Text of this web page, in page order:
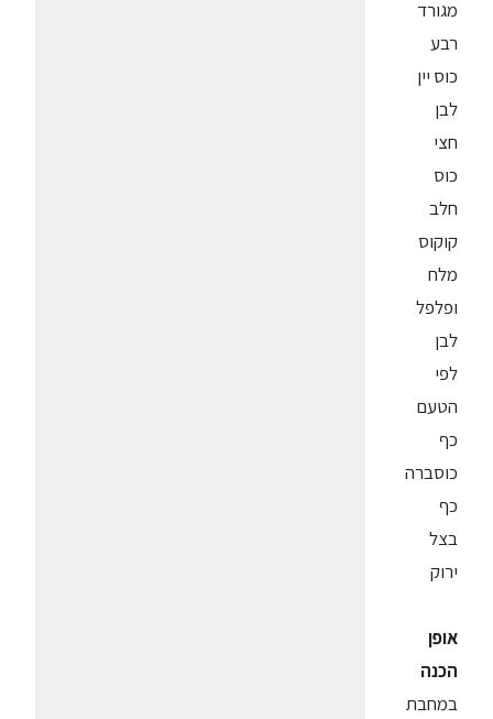
מגורד
רבע
כוס יין
לבן
חצי
כוס
חלב
קוקוס
מלח
ופלפל
לבן
לפי
הטעם
כף
כוסברה
כף
בצל
ירוק
אופן
הכנה
במחבת